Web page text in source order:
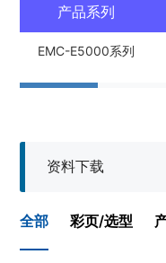
产品系列
EMC-E5000系列
资料下载
全部 彩页/选型